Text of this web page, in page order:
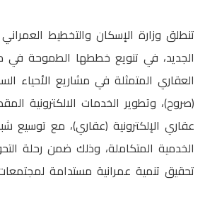
تنطلق وزارة الإسكان والتخطيط
الجديد، في تنويع خططها الطموحة في
العقاري المتمثلة في مشاريع الأحياء
(صروح)، وتطوير الخدمات الالكترونية
عقاري الإلكترونية (عقاري)، مع توسيع
الخدمية المتكاملة، وذلك ضمن رحلة
تحقيق تنمية عمرانية مستدامة